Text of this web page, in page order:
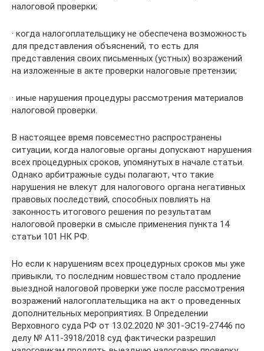
налоговой проверки;
· когда налогоплательщику не обеспечена возможность
для представления объяснений, то есть для
представления своих письменных (устных) возражений
на изложенные в акте проверки налоговые претензии;
· иные нарушения процедуры рассмотрения материалов
налоговой проверки.
В настоящее время повсеместно распространены
ситуации, когда налоговые органы допускают нарушения
всех процедурных сроков, упомянутых в начале статьи.
Однако арбитражные суды полагают, что такие
нарушения не влекут для налогового органа негативных
правовых последствий, способных повлиять на
законность итогового решения по результатам
налоговой проверки в смысле применения пункта 14
статьи 101 НК РФ.
Но если к нарушениям всех процедурных сроков мы уже
привыкли, то последним новшеством стало продление
выездной налоговой проверки уже после рассмотрения
возражений налогоплательщика на акт о проведенных
дополнительных мероприятиях. В Определении
Верховного суда РФ от 13.02.2020 № 301-ЭС19-27446 по
делу № А11-3918/2018 суд фактически разрешил